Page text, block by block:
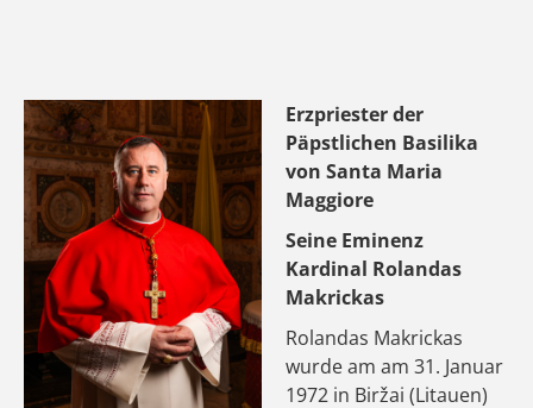
Erzpriester der
Päpstlichen Basilika
von Santa Maria
Maggiore
Seine Eminenz
Kardinal Rolandas
Makrickas
Rolandas Makrickas
wurde am am 31. Januar
1972 in Biržai (Litauen)